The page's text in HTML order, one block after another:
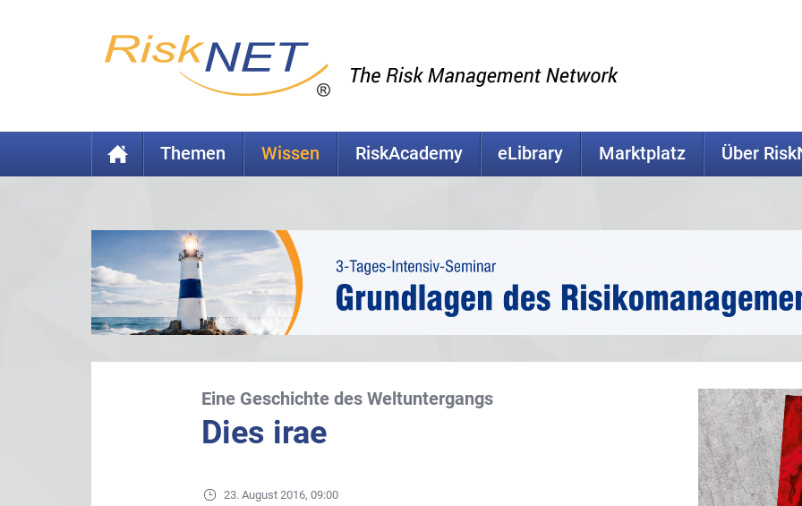
Themen Wissen RiskAcademy eLibrary Marktplatz Über
Eine Geschichte des Weltuntergangs
Dies irae
23. August 2016, 09:00